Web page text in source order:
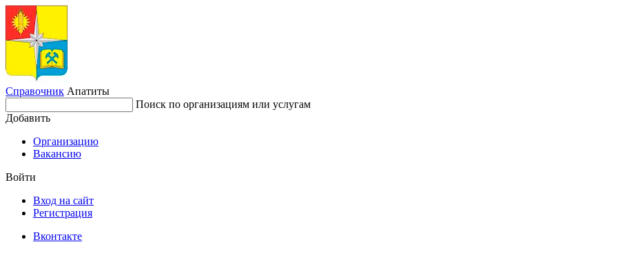
Справочник Апатиты
Поиск по организациям или услугам
Добавить
Организацию
Вакансию
Войти
Вход на сайт
Регистрация
Вконтакте